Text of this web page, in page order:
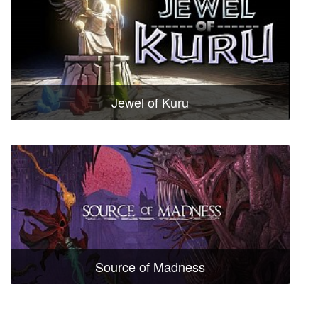
Jewel of Kuru
Source of Madness